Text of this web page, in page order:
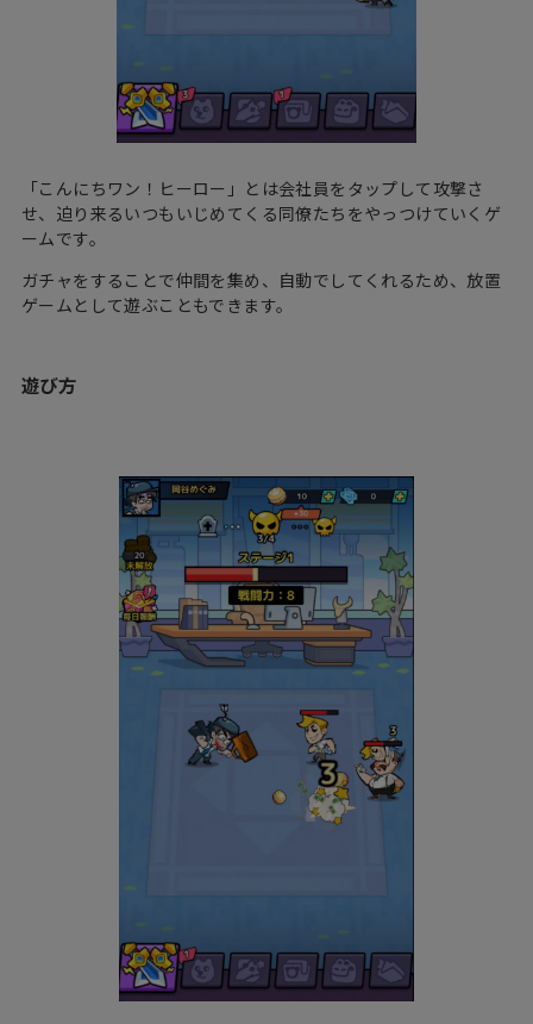
「こんにちワン！ヒーロー」とは会社員をタップして攻撃さ
せ、迫り来るいつもいじめてくる同僚たちをやっつけていくゲ
ームです。
ガチャをすることで仲間を集め、自動でしてくれるため、放置
ゲームとして遊ぶこともできます。
遊び方